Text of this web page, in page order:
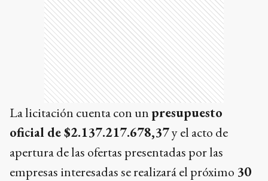
La licitación cuenta con un presupuesto
oficial de $2.137.217.678,37y el acto de
apertura de las ofertas presentadas por las
empresas interesadas se realizará el próximo 30